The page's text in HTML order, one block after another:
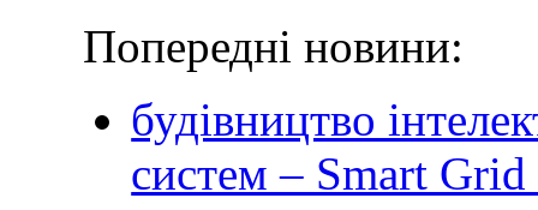
Попередні новини:
будівництво
систем – Smart Grid